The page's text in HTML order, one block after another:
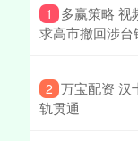
1
多赢策略 视
求高市撤回涉台
2 万宝配资 汉
轨贯通